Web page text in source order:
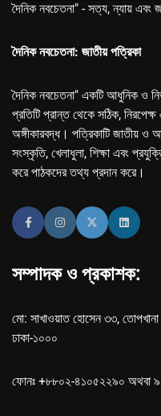
দৈনিক নবচেতনা" - সত্য, ন্যায় এবং
দৈনিক নবচেতনা: জাতীয় পত্রিকা
দৈনিক নবচেতনা" একটি আধুনিক ও
প্রতিটি প্রান্ত থেকে সঠিক,
অঙ্গীকারবদ্ধ। পত্রিকাটি জাতীয় ও
সংস্কৃতি, খেলাধুলা, শিক্ষা এবং
করে পাঠকদের তথ্য প্রদান করে।
সম্পাদক ও প্রকাশক:
মো: সাখাওয়াত হোসেন ৩৩,
ঢাকা-১০০০
ফোনঃ +৮৮০২-৪১০৫২২৯০ অথবা